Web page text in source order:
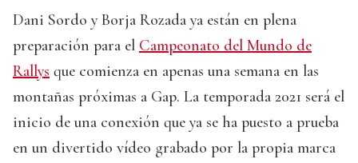
Dani Sordo y Borja Rozada ya están en plena
preparación para el Campeonato del Mundo de
Rallys que comienza en apenas una semana en las
montañas próximas a Gap. La temporada 2021 será el
inicio de una conexión que ya se ha puesto a prueba
en un divertido vídeo grabado por la propia marca